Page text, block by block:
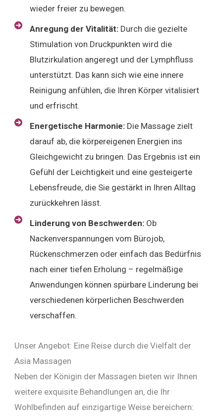
wieder freier zu bewegen.
Anregung der Vitalität: Durch die gezielte
Stimulation von Druckpunkten wird die
Blutzirkulation angeregt und der Lymphfluss
unterstützt. Das kann sich wie eine innere
Reinigung anfühlen, die Ihren Körper vitalisiert
und erfrischt.
Energetische Harmonie: Die Massage zielt
darauf ab, die körpereigenen Energien ins
Gleichgewicht zu bringen. Das Ergebnis ist ein
Gefühl der Leichtigkeit und eine gesteigerte
Lebensfreude, die Sie gestärkt in Ihren Alltag
zurückkehren lässt.
Linderung von Beschwerden: Ob
Nackenverspannungen vom Bürojob,
Rückenschmerzen oder einfach das Bedürfnis
nach einer tiefen Erholung – regelmäßige
Anwendungen können spürbare Linderung bei
verschiedenen körperlichen Beschwerden
verschaffen.
Unser Angebot: Eine Reise durch die Vielfalt der
Asia Massagen
Neben der Königin der Massagen bieten wir Ihnen
weitere exquisite Behandlungen an, die Ihr
Wohlbefinden auf einzigartige Weise bereichern: